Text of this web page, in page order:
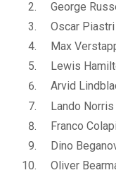
George
Oscar
Max
Lewis
Arvid
Lando
Franco
Dino
Oliver